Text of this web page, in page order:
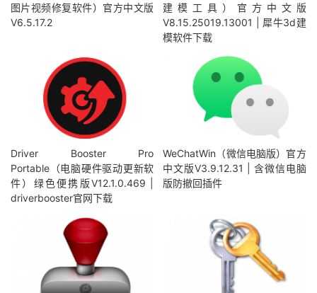
图片视频修复软件）官方中文版
V6.5.17.2
建模工具）官方中文版
V8.15.25019.13001 | 犀牛3d建
模软件下载
Driver Booster Pro
Portable（电脑硬件驱动更新软
件）绿色便携版V12.1.0.469 |
driverbooster官网下载
WeChatWin（微信电脑版）官方
中文版V3.9.12.31 | 含微信电脑
版防撤回插件